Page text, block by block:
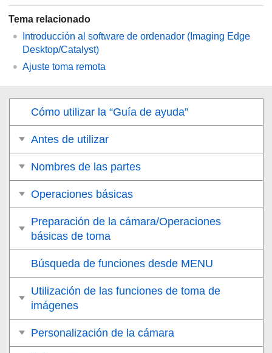
Tema relacionado
Introducción al software de ordenador (Imaging Edge
Desktop/Catalyst)
Ajuste toma remota
Cómo utilizar la “Guía de ayuda”
Antes de utilizar
Nombres de las partes
Operaciones básicas
Preparación de la cámara/Operaciones
básicas de toma
Búsqueda de funciones desde MENU
Utilización de las funciones de toma de
imágenes
Personalización de la cámara